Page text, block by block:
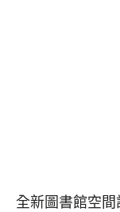
全新圖書館空